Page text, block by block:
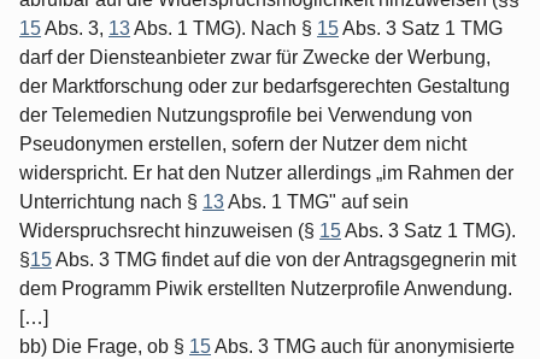
15Abs. 3, 13Abs. 1 TMG). Nach § 15Abs. 3 Satz 1 TMG
darf der Diensteanbieter zwar für Zwecke der Werbung,
der Marktforschung oder zur bedarfsgerechten Gestaltung
der Telemedien Nutzungsprofile bei Verwendung von
Pseudonymen erstellen, sofern der Nutzer dem nicht
widerspricht. Er hat den Nutzer allerdings „im Rahmen der
Unterrichtung nach § 13Abs. 1 TMG" auf sein
Widerspruchsrecht hinzuweisen (§ 15Abs. 3 Satz 1 TMG).
§15Abs. 3 TMG findet auf die von der Antragsgegnerin mit
dem Programm Piwik erstellten Nutzerprofile Anwendung.
[…]
bb) Die Frage, ob § 15Abs. 3 TMG auch für anonymisierte